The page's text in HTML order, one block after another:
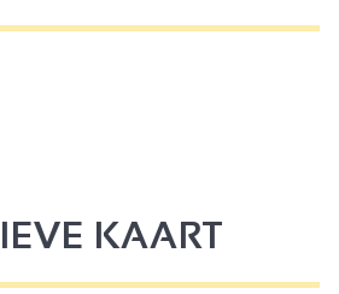
KAART